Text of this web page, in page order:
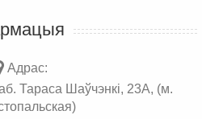
Адрас:
Тараса Шаўчэнкі, 23А, (м.